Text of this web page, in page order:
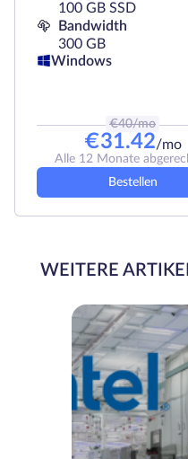
100 GB SSD
Bandwidth
300 GB
Windows
€40/mo
€31.42/mo
Alle 12 Monate
Bestellen
WEITERE